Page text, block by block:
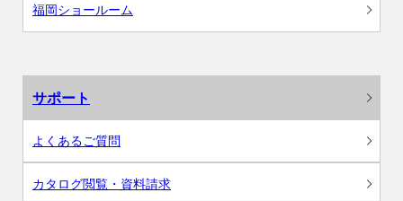
福岡ショールーム
サポート
よくあるご質問
カタログ閲覧・資料請求